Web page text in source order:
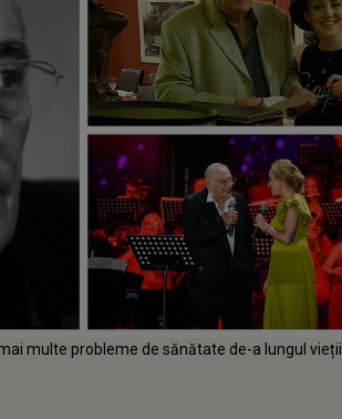
multe probleme de sănătate de-a lungul vieții